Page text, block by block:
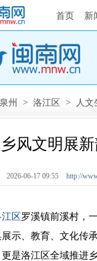
首页 新
泉州 > 洛江区 > 人文
风文明展
2026-06-17 09:55 http://
区罗溪镇前溪村，
展示、教育、文化传
是洛江区全域推进